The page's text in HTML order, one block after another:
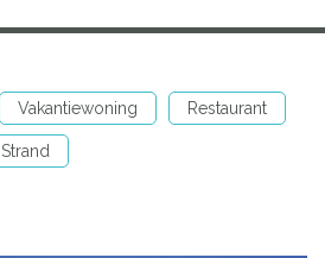
Vakantiewoning Restaurant
Strand